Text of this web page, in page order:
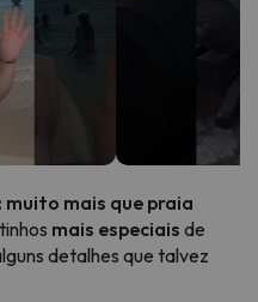
muito mais que praia
mais especiais de
detalhes que talvez